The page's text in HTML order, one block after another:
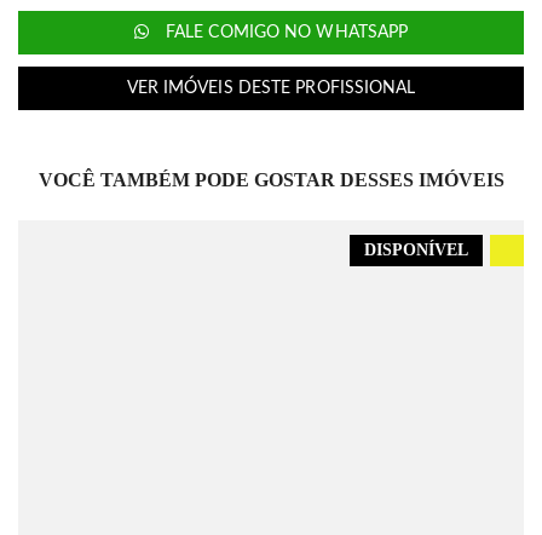
FALE COMIGO NO WHATSAPP
VER IMÓVEIS DESTE PROFISSIONAL
VOCÊ TAMBÉM PODE GOSTAR DESSES IMÓVEIS
DISPONÍVEL